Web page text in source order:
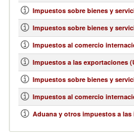
Impuestos sobre bienes y
Impuestos sobre bienes y
Impuestos al comercio
Impuestos a las exportaciones
Impuestos sobre bienes y
Impuestos al comercio
Aduana y otros impuestos a